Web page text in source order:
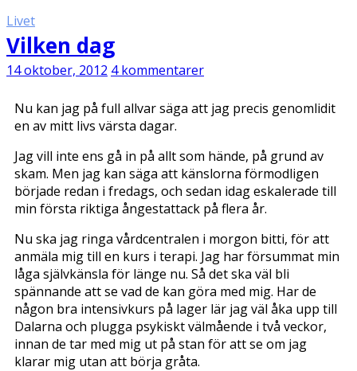
Livet
Vilken dag
14 oktober, 2012 4 kommentarer
Nu kan jag på full allvar säga att jag precis genomlidit
en av mitt livs värsta dagar.
Jag vill inte ens gå in på allt som hände, på grund av
skam. Men jag kan säga att känslorna förmodligen
började redan i fredags, och sedan idag eskalerade till
min första riktiga ångestattack på flera år.
Nu ska jag ringa vårdcentralen i morgon bitti, för att
anmäla mig till en kurs i terapi. Jag har försummat min
låga självkänsla för länge nu. Så det ska väl bli
spännande att se vad de kan göra med mig. Har de
någon bra intensivkurs på lager lär jag väl åka upp till
Dalarna och plugga psykiskt välmående i två veckor,
innan de tar med mig ut på stan för att se om jag
klarar mig utan att börja gråta.